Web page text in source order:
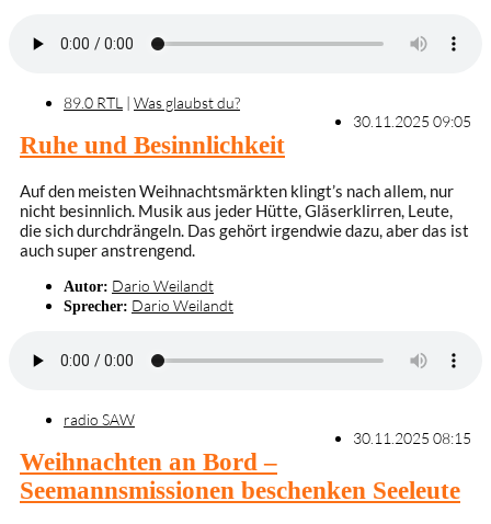
89.0 RTL | Was glaubst du?
30.11.2025 09:05
Ruhe und Besinnlichkeit
Auf den meisten Weihnachtsmärkten klingt’s nach allem, nur
nicht besinnlich. Musik aus jeder Hütte, Gläserklirren, Leute,
die sich durchdrängeln. Das gehört irgendwie dazu, aber das ist
auch super anstrengend.
Autor: Dario Weilandt
Sprecher: Dario Weilandt
radio SAW
30.11.2025 08:15
Weihnachten an Bord –
Seemannsmissionen beschenken Seeleute